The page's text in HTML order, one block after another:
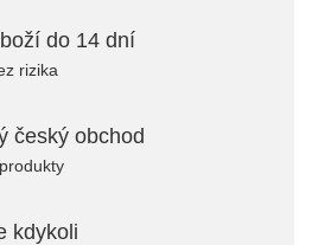
do 14 dní
rizika
český obchod
kdykoli